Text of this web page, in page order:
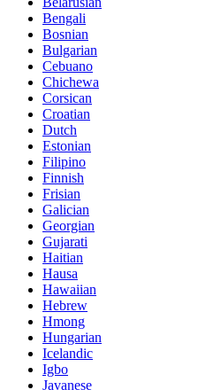
Bengali
Bosnian
Bulgarian
Cebuano
Chichewa
Corsican
Croatian
Dutch
Estonian
Filipino
Finnish
Frisian
Galician
Georgian
Gujarati
Haitian
Hausa
Hawaiian
Hebrew
Hmong
Hungarian
Icelandic
Igbo
Javanese